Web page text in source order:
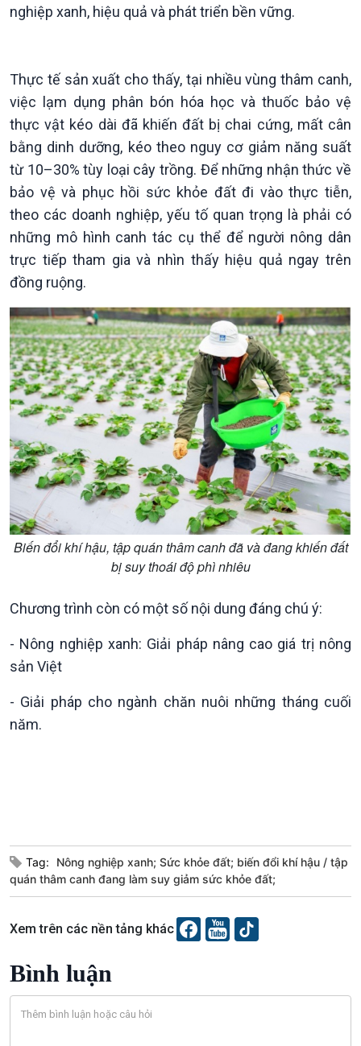
Quốc hội với cử tri
Pháp luật và đời sống
Hồ sơ sự kiện quốc tế
Kinh tế
Tin Kinh tế
Trước giờ mở cửa
Dòng chảy Kinh tế
Sức sống hàng Việt
Khởi nghiệp
Tuyên chiến với gian lận
thương mại
Nông nghiệp & Biển đảo
Tin Nông nghiệp & Biển
Mùa vàng
Biển đảo Việt Nam
Tâm tình biên giới và hải
đảo
Tìm hiểu biển, đảo Việt
Nam
360 độ Sức khỏe
Chuyển đổi Xanh
Tài nguyên và Môi trường
Chuyên gia của bạn
Xã hội chuyển động
Bước chân đến trường
Khoa học & Công nghệ
Kết nối công nghệ
Sống chung với biến đổi
khí hậu
Văn hoá & Du lịch
Tin Văn hoá & Du lịch
Câu chuyện Thể thao
Multimedia
Ảnh
Video
Infographic
nghiệp xanh, hiệu quả và phát triển bền vững.
Thực tế sản xuất cho thấy, tại nhiều vùng thâm canh,
việc lạm dụng phân bón hóa học và thuốc bảo vệ
thực vật kéo dài đã khiến đất bị chai cứng, mất cân
bằng dinh dưỡng, kéo theo nguy cơ giảm năng suất
từ 10–30% tùy loại cây trồng. Để những nhận thức về
bảo vệ và phục hồi sức khỏe đất đi vào thực tiễn,
theo các doanh nghiệp, yếu tố quan trọng là phải có
những mô hình canh tác cụ thể để người nông dân
trực tiếp tham gia và nhìn thấy hiệu quả ngay trên
đồng ruộng.
Biến đổi khí hậu, tập quán thâm canh đã và đang khiến đất
bị suy thoái độ phì nhiêu
Chương trình còn có một số nội dung đáng chú ý:
- Nông nghiệp xanh: Giải pháp nâng cao giá trị nông
sản Việt
- Giải pháp cho ngành chăn nuôi những tháng cuối
năm.
Tag: Nông nghiệp xanh; Sức khỏe đất; biến đổi khí hậu
tập
quán thâm canh đang làm suy giảm sức khỏe đất;
Xem trên các nền tảng khác
Bình luận